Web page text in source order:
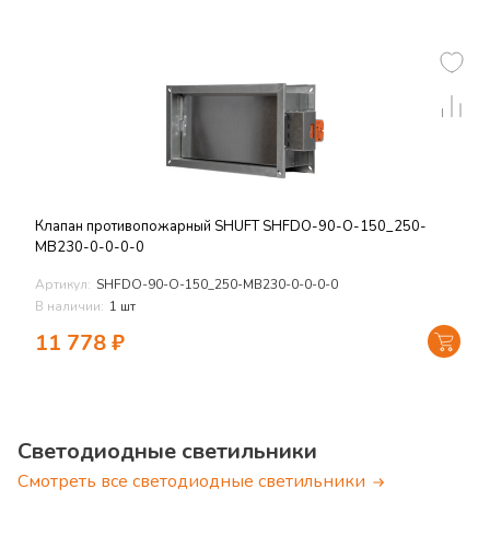
Клапан противопожарный SHUFT SHFDO-90-O-150_250-
MB230-0-0-0-0
Артикул: SHFDO-90-O-150_250-MB230-0-0-0-0
В наличии: 1 шт
11 778₽
Светодиодные светильники
Смотреть все светодиодные светильники